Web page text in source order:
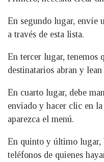
En segundo lugar, envíe
a través de esta lista.
En tercer lugar, tenemos
destinatarios abran y
En cuarto lugar, debe
enviado y hacer clic en
aparezca el menú.
En quinto y último lugar,
teléfonos de quienes